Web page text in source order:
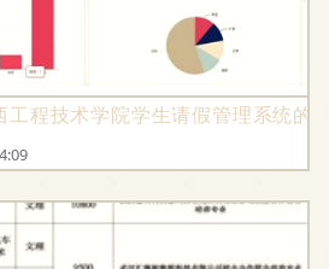
工程技术学院学生请假管理系统的